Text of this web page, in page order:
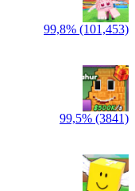
99,8% (101,453)
99,5% (3841)